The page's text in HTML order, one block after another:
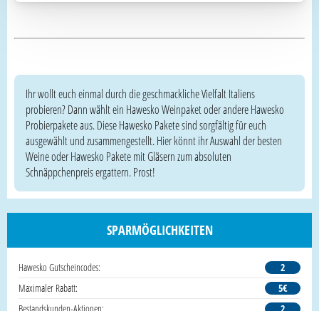
Ihr wollt euch einmal durch die geschmackliche Vielfalt Italiens
probieren? Dann wählt ein Hawesko Weinpaket oder andere Hawesko
Probierpakete aus. Diese Hawesko Pakete sind sorgfältig für euch
ausgewählt und zusammengestellt. Hier könnt ihr Auswahl der besten
Weine oder Hawesko Pakete mit Gläsern zum absoluten
Schnäppchenpreis ergattern. Prost!
SPARMÖGLICHKEITEN
Hawesko Gutscheincodes:
2
Maximaler Rabatt:
5€
Bestandskunden-Aktionen:
2